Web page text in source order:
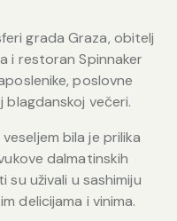
grada Graza, obitelj
i restoran Spinnaker
poslovne
večeri.
bila je prilika
dalmatinskih
uživali u sashimiju
delicijama i vinima.